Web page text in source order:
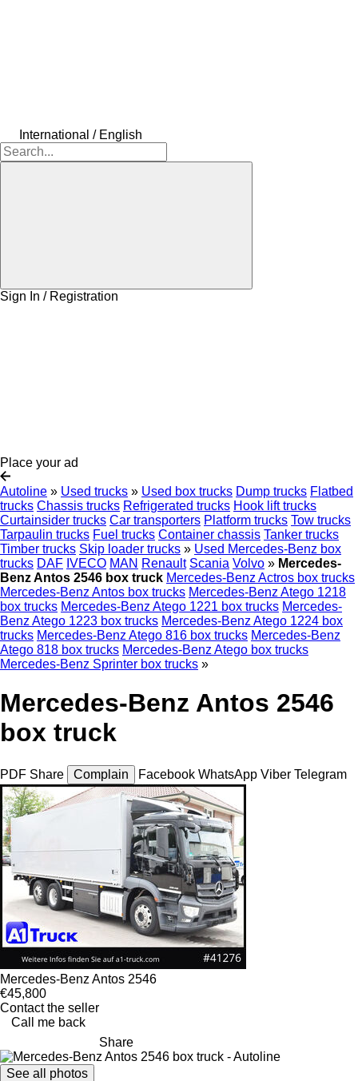
International / English
Sign In / Registration
Place your ad
Autoline » Used trucks » Used box trucks Dump trucks Flatbed
trucks Chassis trucks Refrigerated trucks Hook lift trucks
Curtainsider trucks Car transporters Platform trucks Tow trucks
Tarpaulin trucks Fuel trucks Container chassis Tanker trucks
Timber trucks Skip loader trucks » Used Mercedes-Benz box
trucks DAF IVECO MAN Renault Scania Volvo » Mercedes-
Benz Antos 2546 box truck Mercedes-Benz Actros box trucks
Mercedes-Benz Antos box trucks Mercedes-Benz Atego 1218
box trucks Mercedes-Benz Atego 1221 box trucks Mercedes-
Benz Atego 1223 box trucks Mercedes-Benz Atego 1224 box
trucks Mercedes-Benz Atego 816 box trucks Mercedes-Benz
Atego 818 box trucks Mercedes-Benz Atego box trucks
Mercedes-Benz Sprinter box trucks »
Mercedes-Benz Antos 2546
box truck
PDF Share Complain Facebook WhatsApp Viber Telegram
Mercedes-Benz Antos 2546
€45,800
Contact the seller
Call me back
Share
See all photos